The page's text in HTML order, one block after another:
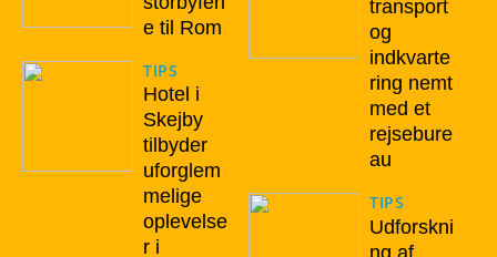
e til Rom
TIPS
Hotel i
Skejby
tilbyder
uforglem
melige
oplevelse
r i
transport
og
indkvarte
ring nemt
med et
rejsebure
au
TIPS
Udforskni